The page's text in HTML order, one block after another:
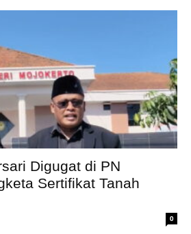
Digugat di PN
Sertifikat Tanah
0